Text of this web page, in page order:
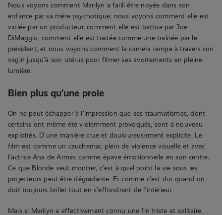
Nous voyons comment Marilyn a failli être noyée dans son
enfance par sa mère psychotique, nous voyons comment elle est
violée par un producteur, comment elle est battue par Joe
DiMaggio, comment elle est traitée comme une traînée par le
président, et nous voyons comment la caméra rampe à travers son
vagin jusqu’à son utérus pour filmer ses avortements en pleine
lumière.
Bien plus qu’une proie
On ne peut échapper à l’impression que ses traumatismes, dont
certains ont même été violemment provoqués, sont à nouveau
exploités. D’une manière crue et douloureusement explicite. Le
film est comme un cauchemar, plein de violence visuelle et avec
l’actrice Ana de Armas comme épave émotionnelle en son centre.
Ce que Blonde veut montrer, c’est à quel point la vie sous les
projecteurs peut être dégradante. Et comme c’est dur quand on
doit toujours briller tout en s’effondrant de l’intérieur.
Mais si Marilyn a effectivement connu une fin triste et solitaire,